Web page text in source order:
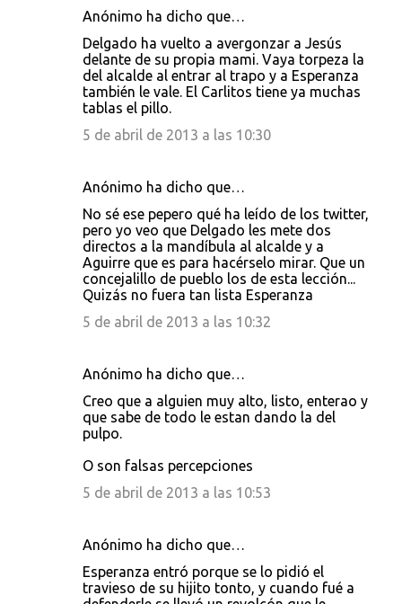
Anónimo ha dicho que…
Delgado ha vuelto a avergonzar a Jesús
delante de su propia mami. Vaya torpeza la
del alcalde al entrar al trapo y a Esperanza
también le vale. El Carlitos tiene ya muchas
tablas el pillo.
5 de abril de 2013 a las 10:30
Anónimo ha dicho que…
No sé ese pepero qué ha leído de los twitter,
pero yo veo que Delgado les mete dos
directos a la mandíbula al alcalde y a
Aguirre que es para hacérselo mirar. Que un
concejalillo de pueblo los de esta lección...
Quizás no fuera tan lista Esperanza
5 de abril de 2013 a las 10:32
Anónimo ha dicho que…
Creo que a alguien muy alto, listo, enterao y
que sabe de todo le estan dando la del
pulpo.
O son falsas percepciones
5 de abril de 2013 a las 10:53
Anónimo ha dicho que…
Esperanza entró porque se lo pidió el
travieso de su hijito tonto, y cuando fué a